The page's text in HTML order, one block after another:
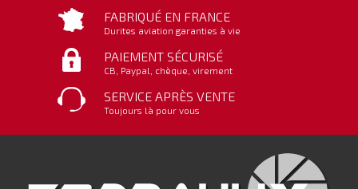
FABRIQUÉ EN FRANCE
Durites aviation garanties à vie
PAIEMENT SÉCURISÉ
CB, Paypal, chèque, virement
SERVICE APRÈS VENTE
Toujours là pour vous